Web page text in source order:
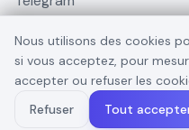
©2026
Nous utilisons des cookies
si vous acceptez, pour
accepter ou refuser les
Refuser
Tout